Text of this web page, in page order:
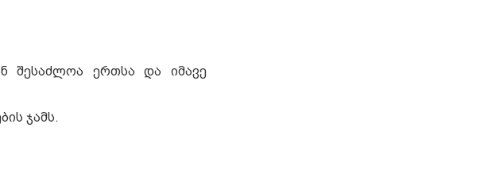
შესაძლოა ერთსა და იმავე
ჯამს.